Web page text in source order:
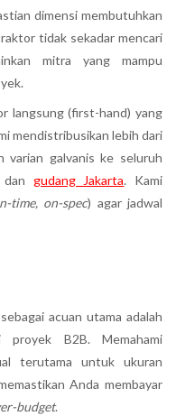
dimensi membutuhkan
tidak sekadar mencari
mitra yang mampu
langsung (first-hand) yang
mendistribusikan lebih dari
varian galvanis ke seluruh
dan gudang Jakarta. Kami
time, on-spec) agar jadwal
acuan utama adalah
proyek B2B. Memahami
terutama untuk ukuran
Anda membayar
budget.